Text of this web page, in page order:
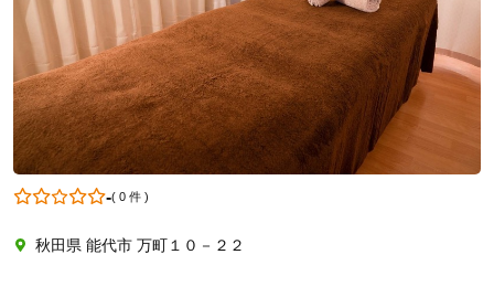
-( 0 件)
秋田県 能代市 万町１０－２２
「健康にはりを見た」